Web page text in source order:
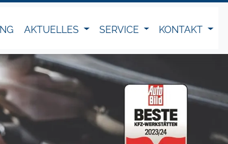
AKTUELLES SERVICE KONTAKT